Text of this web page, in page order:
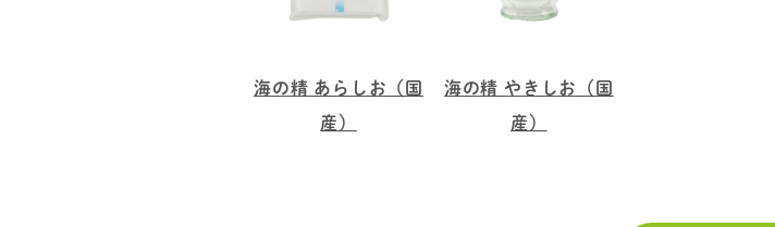
海の精 あらしお（国
産）
海の精 やきしお（国
産）